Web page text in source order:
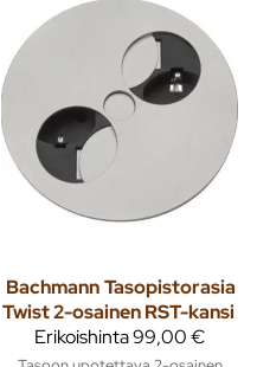
BachmannTasopistorasia
Twist 2-osainen RST-kansi
Erikoishinta99,00 €